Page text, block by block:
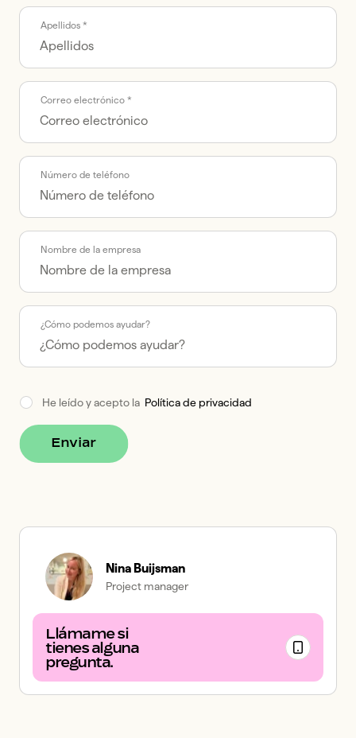
Apellidos *
Correo electrónico *
Número de teléfono
Nombre de la empresa
¿Cómo podemos ayudar?
He leído y acepto la Política de privacidad
Enviar
Nina Buijsman
Project manager
Llámame si
tienes alguna
pregunta.